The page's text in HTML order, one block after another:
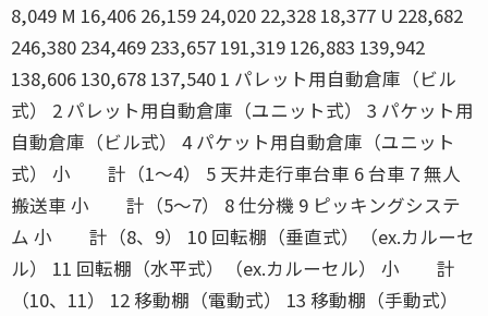
8,049 M 16,406 26,159 24,020 22,328 18,377 U 228,682
246,380 234,469 233,657 191,319 126,883 139,942
138,606 130,678 137,540 1 パレット用自動倉庫（ビル
式） 2 パレット用自動倉庫（ユニット式） 3 パケット用
自動倉庫（ビル式） 4 パケット用自動倉庫（ユニット
式） 小 計（1〜4） 5 天井走行車台車 6 台車 7 無人
搬送車 小 計（5〜7） 8 仕分機 9 ピッキングシステ
ム 小 計（8、9） 10 回転棚（垂直式）（ex.カルーセ
ル） 11 回転棚（水平式）（ex.カルーセル） 小 計
（10、11） 12 移動棚（電動式） 13 移動棚（手動式）